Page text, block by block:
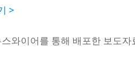
>
스와이어를 통해 배포한 보도